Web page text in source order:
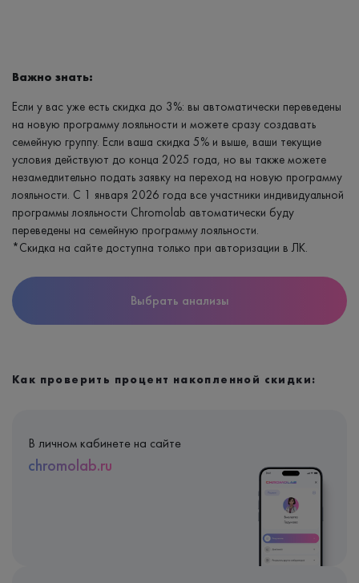
Важно знать:
Если у вас уже есть скидка до 3%: вы автоматически переведены
на новую программу лояльности и можете сразу создавать
семейную группу. Если ваша скидка 5% и выше, ваши текущие
условия действуют до конца 2025 года, но вы также можете
незамедлительно подать заявку на переход на новую программу
лояльности. С 1 января 2026 года все участники индивидуальной
программы лояльности Chromolab автоматически буду
переведены на семейную программу лояльности.
*Скидка на сайте доступна только при авторизации в ЛК.
Выбрать анализы
Как проверить процент накопленной скидки:
В личном кабинете на сайте
chromolab.ru